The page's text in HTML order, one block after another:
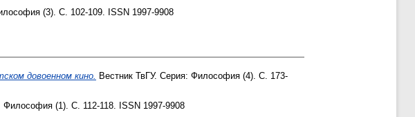
(3). С. 102-109. ISSN 1997-9908
довоенном кино. Вестник ТвГУ. Серия: Философия (4). С. 173-
Философия (1). С. 112-118. ISSN 1997-9908